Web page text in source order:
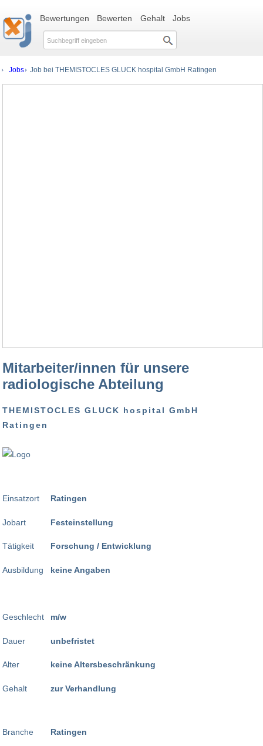
Bewertungen Bewerten Gehalt Jobs
Jobs Job bei THEMISTOCLES GLUCK hospital GmbH Ratingen
Mitarbeiter/innen für unsere
radiologische Abteilung
THEMISTOCLES GLUCK hospital GmbH
Ratingen
Einsatzort
Jobart
Tätigkeit
Ausbildung
Geschlecht
Dauer
Alter
Gehalt
Ratingen
Festeinstellung
Forschung / Entwicklung
keine Angaben
m/w
unbefristet
keine Altersbeschränkung
zur Verhandlung
Branche Ratingen